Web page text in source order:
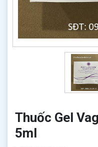
Thuốc Gel
5ml